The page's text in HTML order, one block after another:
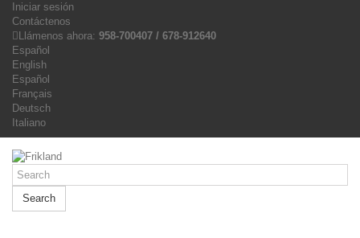
Iniciar sesión
Contáctenos
Llámenos ahora: 958-700407 / 678-912640
Español
English
Español
Français
Deutsch
Italiano
Search